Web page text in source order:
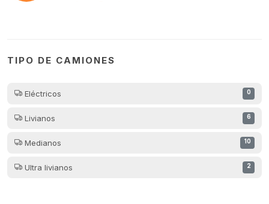
TIPO DE CAMIONES
Eléctricos 0
Livianos 6
Medianos 10
Ultra livianos 2